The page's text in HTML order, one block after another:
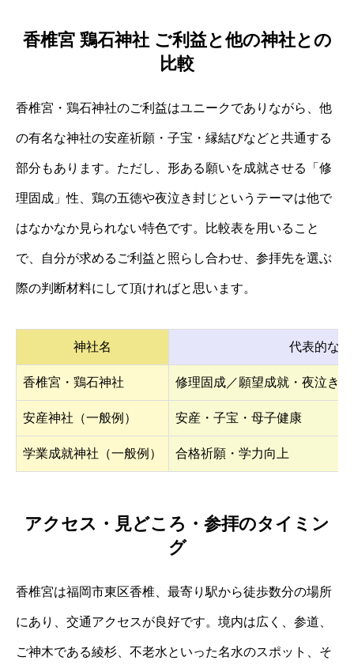
香椎宮 鶏石神社 ご利益と他の神社との
比較
香椎宮・鶏石神社のご利益はユニークでありながら、他
の有名な神社の安産祈願・子宝・縁結びなどと共通する
部分もあります。ただし、形ある願いを成就させる「修
理固成」性、鶏の五徳や夜泣き封じというテーマは他で
はなかなか見られない特色です。比較表を用いること
で、自分が求めるご利益と照らし合わせ、参拝先を選ぶ
際の判断材料にして頂ければと思います。
神社名 代表的な
香椎宮・鶏石神社 修理固成／願望成就・夜泣き
安産神社（一般例） 安産・子宝・母子健康
学業成就神社（一般例） 合格祈願・学力向上
アクセス・見どころ・参拝のタイミン
グ
香椎宮は福岡市東区香椎、最寄り駅から徒歩数分の場所
にあり、交通アクセスが良好です。境内は広く、参道、
ご神木である綾杉、不老水といった名水のスポット、そ